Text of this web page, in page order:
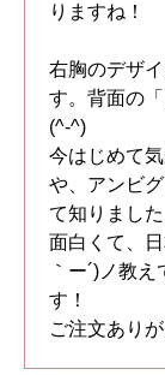
りますね！
右胸のデザ
す。背面の
(^-^)
今はじめて
や、アンビ
て知りました
面白くて、
｀ー´)ノ教
す！
ご注文あり